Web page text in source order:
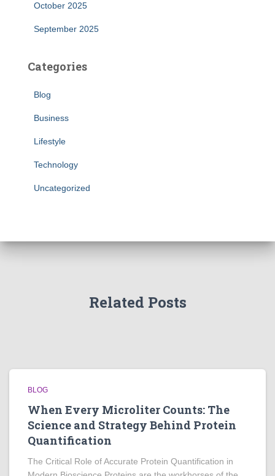
October 2025
September 2025
Categories
Blog
Business
Lifestyle
Technology
Uncategorized
Related Posts
BLOG
When Every Microliter Counts: The
Science and Strategy Behind Protein
Quantification
The Critical Role of Accurate Protein Quantification in